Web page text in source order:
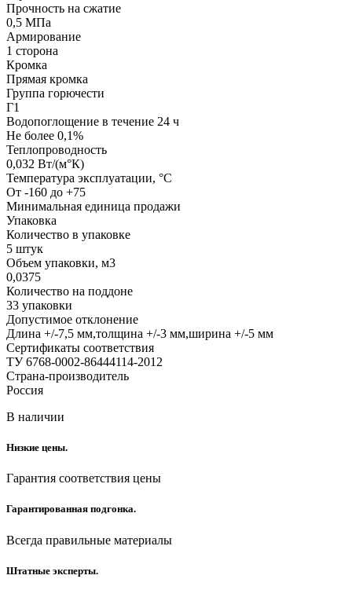
Прочность на сжатие
0,5 МПа
Армирование
1 сторона
Кромка
Прямая кромка
Группа горючести
Г1
Водопоглощение в течение 24 ч
Не более 0,1%
Теплопроводность
0,032 Вт/(м°К)
Температура эксплуатации, °С
От -160 до +75
Минимальная единица продажи
Упаковка
Количество в упаковке
5 штук
Объем упаковки, м3
0,0375
Количество на поддоне
33 упаковки
Допустимое отклонение
Длина +/-7,5 мм,толщина +/-3 мм,ширина +/-5 мм
Сертификаты соответствия
ТУ 6768-0002-86444114-2012
Страна-производитель
Россия
В наличии
Низкие цены.
Гарантия соответствия цены
Гарантированная подгонка.
Всегда правильные материалы
Штатные эксперты.